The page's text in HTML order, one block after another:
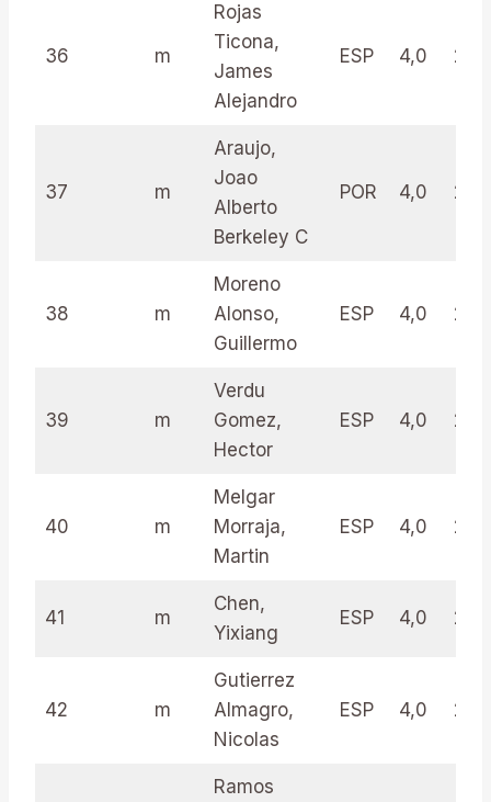
36 m
Rojas
Ticona,
James
Alejandro
ESP 4,0 24.5
37 m
Araujo,
Joao
Alberto
Berkeley C
POR 4,0 24.0
38 m
Moreno
Alonso,
Guillermo
ESP 4,0
39 m
Verdu
Gomez,
Hector
ESP 4,0
40 m
Melgar
Morraja,
Martin
ESP 4,0 22.5
41 m
Chen,
Yixiang
ESP 4,0 22.5
42 m
Gutierrez
Almagro,
Nicolas
ESP 4,0 22.0
Ramos